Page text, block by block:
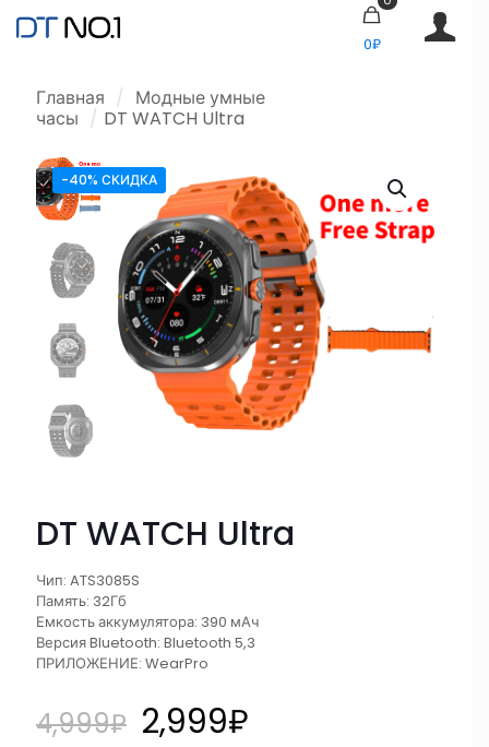
0₽
Главная / Модные умные
часы / DT WATCH Ultra
-40% СКИДКА
DT WATCH Ultra
Чип: ATS3085S
Память: 32Гб
Емкость аккумулятора: 390 мАч
Версия Bluetooth: Bluetooth 5,3
ПРИЛОЖЕНИЕ: WearPro
4,999₽ 2,999₽